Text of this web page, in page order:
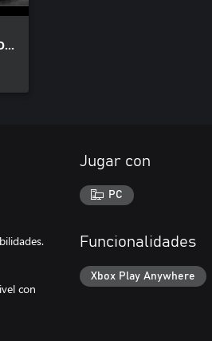
con
Jugar con
PC
Funcionalidades
Xbox Play Anywhere